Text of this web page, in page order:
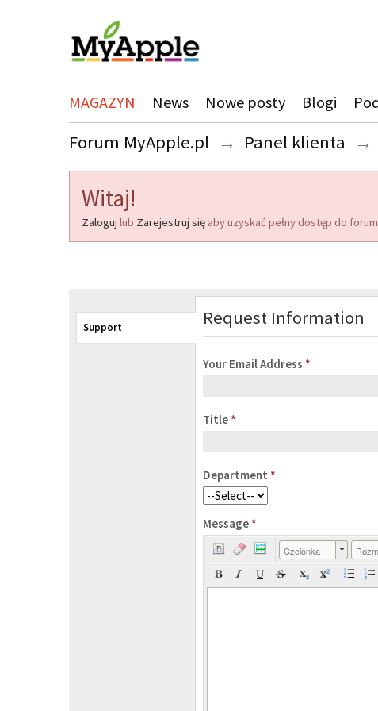
MAGAZYN News Nowe posty Blogi
Forum MyApple.pl → Panel klienta →
Witaj!
Zaloguj lub Zarejestruj się aby uzyskać pełny dostęp do
Support Request Information
Your Email Address *
Title *
Department *
Message *
Czcionka